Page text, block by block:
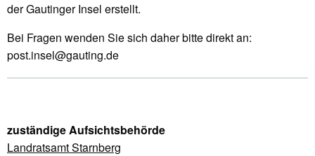
der Gautinger Insel erstellt.
Bei Fragen wenden Sie sich daher bitte direkt an:
post.insel@gauting.de
zuständige Aufsichtsbehörde
Landratsamt Starnberg